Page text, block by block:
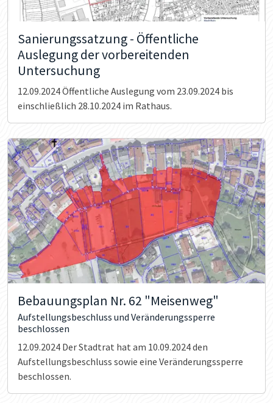
Sanierungssatzung - Öffentliche
Auslegung der vorbereitenden
Untersuchung
12.09.2024Öffentliche Auslegung vom 23.09.2024 bis
einschließlich 28.10.2024 im Rathaus.
Bebauungsplan Nr. 62 "Meisenweg"
Aufstellungsbeschluss und Veränderungssperre
beschlossen
12.09.2024 Der Stadtrat hat am 10.09.2024 den
Aufstellungsbeschluss sowie eine Veränderungssperre
beschlossen.